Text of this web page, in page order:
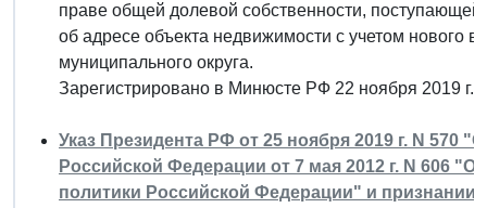
праве общей долевой собственности, поступающей
об адресе объекта недвижимости с учетом нового
муниципального округа.
Зарегистрировано в Минюсте РФ 22 ноября 2019 г.
Указ Президента РФ от 25 ноября 2019 г. N 570
Российской Федерации от 7 мая 2012 г. N 606
политики Российской Федерации" и признании